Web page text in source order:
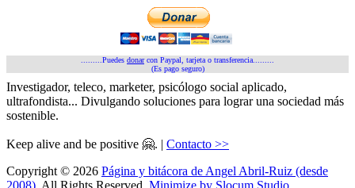
.........Puedes donarcon Paypal, tarjeta o transferencia.........
(Es pago seguro)
Investigador, teleco, marketer, psicólogo social aplicado,
ultrafondista... Divulgando soluciones para lograr una sociedad más
sostenible.
Keep alive and be positive 🤗. | Contacto >>
Copyright © 2026 Página y bitácora de Angel Abril-Ruiz (desde